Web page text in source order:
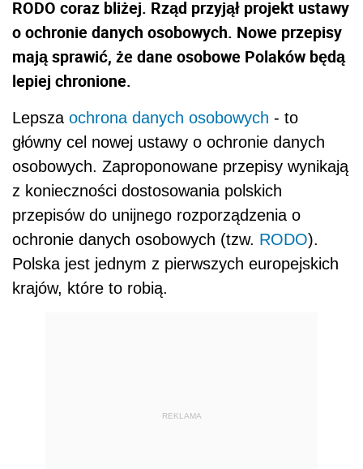
RODO coraz bliżej. Rząd przyjął projekt ustawy
o ochronie danych osobowych. Nowe przepisy
mają sprawić, że dane osobowe Polaków będą
lepiej chronione.
Lepsza ochrona danych osobowych - to
główny cel nowej ustawy o ochronie danych
osobowych. Zaproponowane przepisy wynikają
z konieczności dostosowania polskich
przepisów do unijnego rozporządzenia o
ochronie danych osobowych (tzw. RODO).
Polska jest jednym z pierwszych europejskich
krajów, które to robią.
REKLAMA